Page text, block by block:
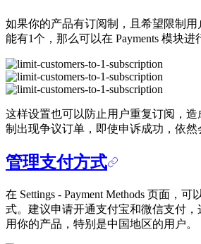
如果你的产品有订阅制，且希望限制用
能有1个，那么可以在 Payments 模块进
这样设置也可以防止用户重复订阅，
制出现争议订单，即使申诉成功，依然
管理支付方式
在 Settings - Payment Methods 页面，
式。建议申请开通支付宝和微信支付
用你的产品，特别是中国地区的用户。